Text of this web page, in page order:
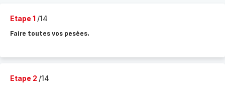
Etape 1 /14
Faire toutes vos pesées.
Etape 2 /14